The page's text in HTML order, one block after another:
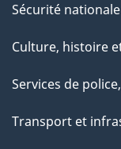
Sécurité
Culture, histoire
Services de
Transport et